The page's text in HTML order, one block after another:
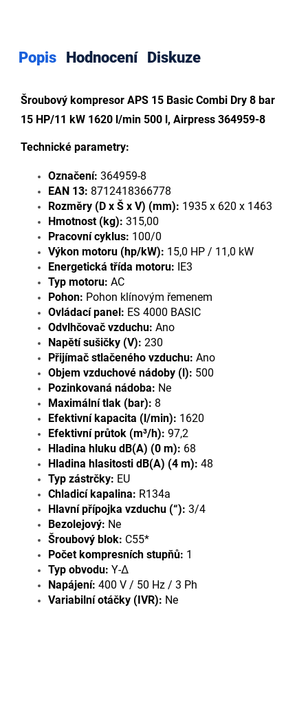
Popis Hodnocení Diskuze
Šroubový kompresor APS 15 Basic Combi Dry 8 bar
15 HP/11 kW 1620 l/min 500 l, Airpress 364959-8
Technické parametry:
Označení: 364959-8
EAN 13: 8712418366778
Rozměry (D x Š x V) (mm): 1935 x 620 x 1463
Hmotnost (kg): 315,00
Pracovní cyklus: 100/0
Výkon motoru (hp/kW): 15,0 HP / 11,0 kW
Energetická třída motoru: IE3
Typ motoru: AC
Pohon: Pohon klínovým řemenem
Ovládací panel: ES 4000 BASIC
Odvlhčovač vzduchu: Ano
Napětí sušičky (V): 230
Přijímač stlačeného vzduchu: Ano
Objem vzduchové nádoby (l): 500
Pozinkovaná nádoba: Ne
Maximální tlak (bar): 8
Efektivní kapacita (l/min): 1620
Efektivní průtok (m³/h): 97,2
Hladina hluku dB(A) (0 m): 68
Hladina hlasitosti dB(A) (4 m): 48
Typ zástrčky: EU
Chladicí kapalina: R134a
Hlavní přípojka vzduchu (“): 3/4
Bezolejový: Ne
Šroubový blok: C55*
Počet kompresních stupňů: 1
Typ obvodu: Y-∆
Napájení: 400 V / 50 Hz / 3 Ph
Variabilní otáčky (IVR): Ne